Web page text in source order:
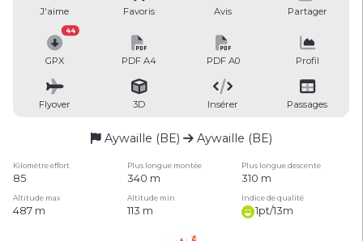
J'aime Favoris Avis Partager
GPX
44
PDF A4 PDF A0 Profil
Flyover 3D Insérer Passages
Aywaille (BE) Aywaille (BE)
Kilomètre effort Plus longue montée Plus longue descente
85 340 m 310 m
Altitude max Altitude min Indice de qualité
487 m 113 m 1pt/13m